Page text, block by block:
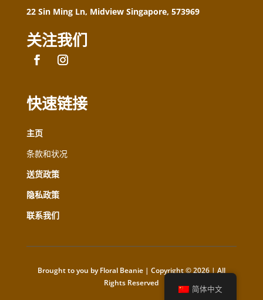
22 Sin Ming Ln, Midview Singapore, 573969
关注我们
快速链接
主页
条款和状况
送货政策
隐私政策
联系我们
Brought to you by Floral Beanie | Copyright © 2026 | All
Rights Reserved
简体中文